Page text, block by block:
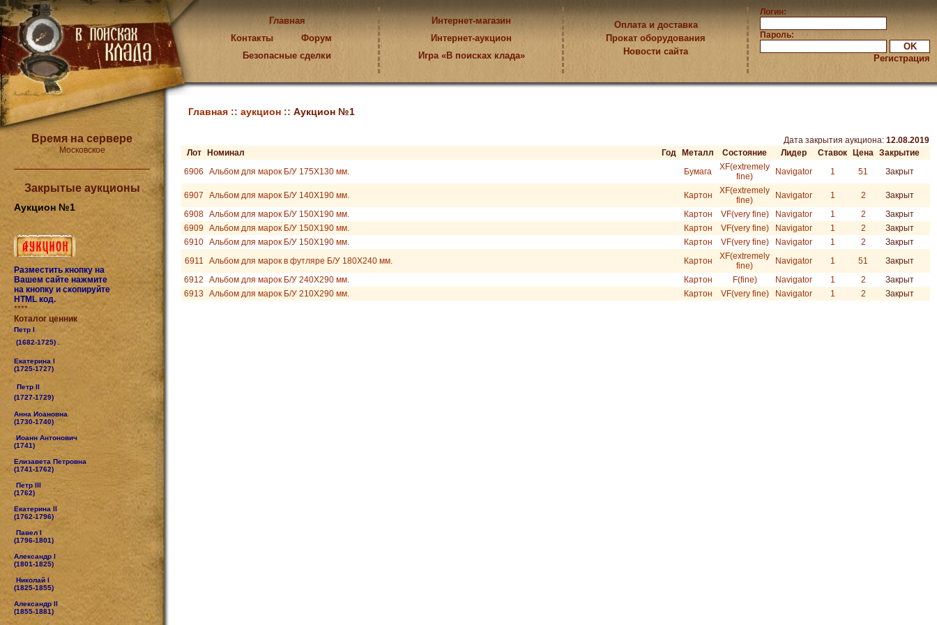
Главная
Контакты
Форум
Безопасные сделки
Интернет-магазин
Интернет-аукцион
Игра «В поисках клада»
Оплата и доставка
Прокат оборудования
Новости сайта
Логин:
Пароль:
Регистрация
Время на сервере
Московское
Закрытые аукционы
Аукцион №1
Разместить кнопку на
Вашем сайте нажмите
на кнопку и скопируйте
HTML код.
****
Коталог ценник
Петр I
(1682-1725) .
Екатерина I
(1725-1727)
Петр II
(1727-1729)
Анна Иоановна
(1730-1740)
Иоанн Антонович
(1741)
Елизавета Петровна
(1741-1762)
Петр III
(1762)
Екатерина II
(1762-1796)
Павел I
(1796-1801)
Александр I
(1801-1825)
Николай I
(1825-1855)
Александр II
(1855-1881)
Главная :: аукцион :: Аукцион №1
Дата закрытия аукциона: 12.08.2019
Лот
Номинал Год Металл Состояние Лидер Ставок Цена Закрытие
6906
Альбом для марок Б/У 175Х130 мм. Бумага
XF(extremely
fine)
Navigator 1 51 Закрыт
6907 Альбом для марок Б/У 140Х190 мм. Картон
XF(extremely
fine)
Navigator 1 2
Закрыт
6908 Альбом для марок Б/У 150Х190 мм. Картон VF(very fine) Navigator 1 2
Закрыт
6909
Альбом для марок Б/У 150Х190 мм. Картон VF(very fine) Navigator 1 2
Закрыт
6910 Альбом для марок Б/У 150Х190 мм. Картон VF(very fine) Navigator 1 2
Закрыт
6911
Альбом для марок в футляре Б/У 180Х240 мм. Картон
XF(extremely
fine)
Navigator 1 51
Закрыт
6912
Альбом для марок Б/У 240Х290 мм. Картон F(fine) Navigator 1 2
Закрыт
6913
Альбом для марок Б/У 210Х290 мм. Картон VF(very fine) Navigator 1 2 Закрыт